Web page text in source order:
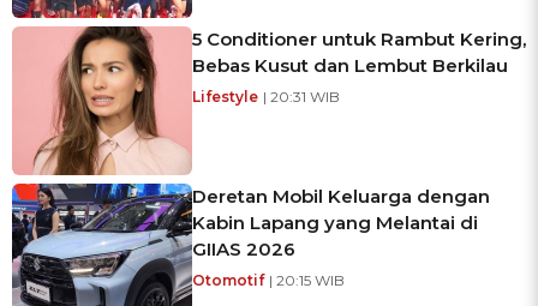
5 Conditioner untuk Rambut Kering,
Bebas Kusut dan Lembut Berkilau
Lifestyle | 20:31 WIB
Deretan Mobil Keluarga dengan
Kabin Lapang yang Melantai di
GIIAS 2026
Otomotif | 20:15 WIB